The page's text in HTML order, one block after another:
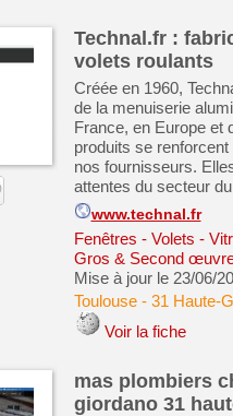
Technal.fr :
volets roulants
Créée en 1960,
de la menuiserie
France, en Europe et
produits se
nos fournisseurs.
attentes du secteur
www.technal.fr
Fenêtres - Volets -
Gros & Second
Mise à jour le 23/06/
Toulouse- 31 Haute-
Voir la fiche
mas plombiers
giordano 31